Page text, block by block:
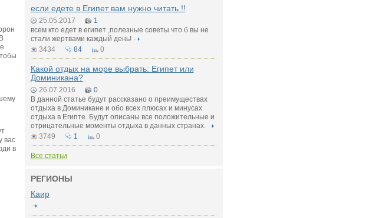
вас
в
если едете в Египет вам нужно читать !!
25.05.2017
1
всем кто едет в египет ,полезные советы что б вы не
стали жертвами каждый день!
3434
84 0
Какой отдых на море выбрать: Египет или
Доминикана?
26.07.2016
0
В данной статье будут рассказано о преимуществах
отдыха в Доминикане и обо всех плюсах и минусах
отдыха в Египте. Будут описаны все положительные и
отрицательные моменты отдыха в данных странах.
3749
1 0
Все статьи
РЕГИОНЫ
Каир